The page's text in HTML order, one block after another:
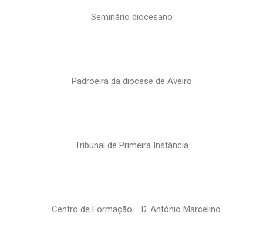
Seminário diocesano
Padroeira da diocese de Aveiro
Tribunal de Primeira Instância
Centro de Formação D. António Marcelino